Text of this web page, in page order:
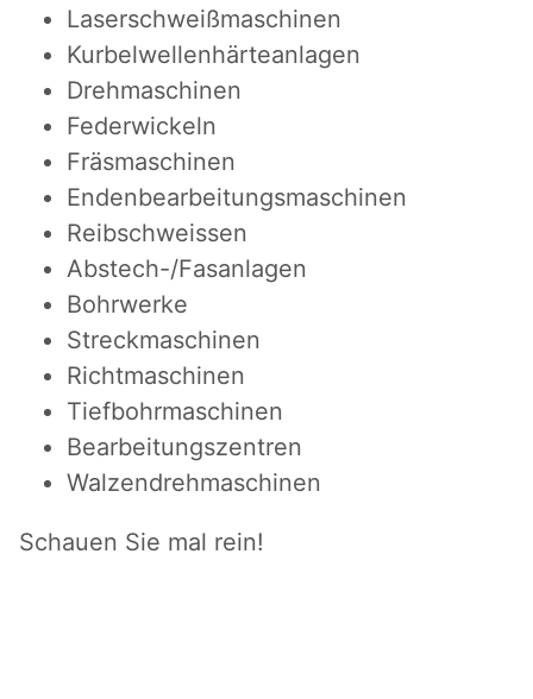
Laserschweißmaschinen
Kurbelwellenhärteanlagen
Drehmaschinen
Federwickeln
Fräsmaschinen
Endenbearbeitungsmaschinen
Reibschweissen
Abstech-/Fasanlagen
Bohrwerke
Streckmaschinen
Richtmaschinen
Tiefbohrmaschinen
Bearbeitungszentren
Walzendrehmaschinen
Schauen Sie mal rein!